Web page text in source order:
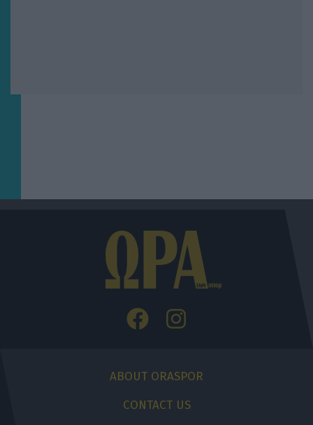
ABOUT ORASPOR
CONTACT US